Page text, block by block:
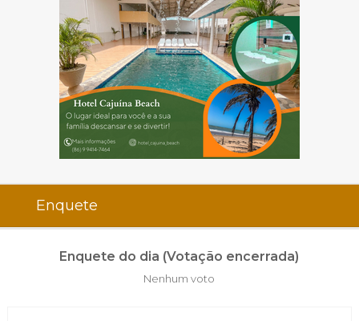
Enquete
Enquete do dia (Votação encerrada)
Nenhum voto